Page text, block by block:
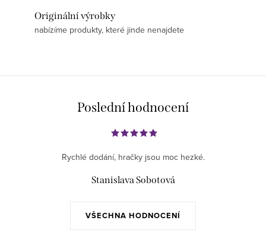
Originální výrobky
nabízíme produkty, které jinde nenajdete
Poslední hodnocení
VŠECHNA HODNOCENÍ
Rychlé dodání, hračky jsou moc hezké.
Stanislava Sobotová